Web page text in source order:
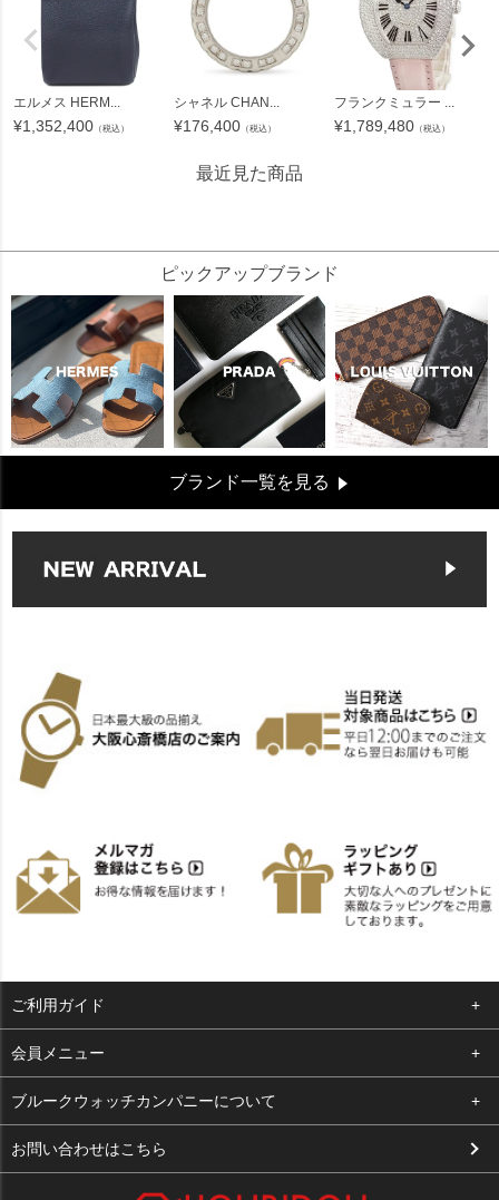
エルメス HERM...
¥1,352,400 （税込）
シャネル CHAN...
¥176,400 （税込）
フランクミュラー ...
¥1,789,480 （税込）
最近見た商品
ピックアップブランド
ブランド一覧を見る
ご利用ガイド
よくある質問
支払い・送料
お客様の声
会員メニュー
ログイン
お気に入り
ブルークウォッチカンパニーについて
会社概要
お問い合わせはこちら